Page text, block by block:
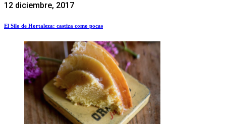
12 diciembre, 2017
El Silo de Hortaleza: castiza como pocas